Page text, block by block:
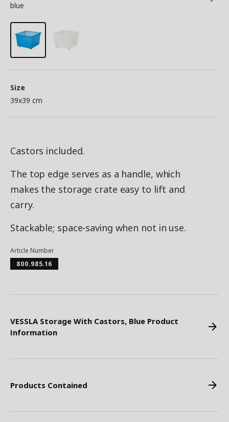
blue
Size
39x39 cm
Castors included.
The top edge serves as a handle, which
makes the storage crate easy to lift and
carry.
Stackable; space-saving when not in use.
Article Number
800.985.16
VESSLA Storage With Castors, Blue Product
Information
Products Contained